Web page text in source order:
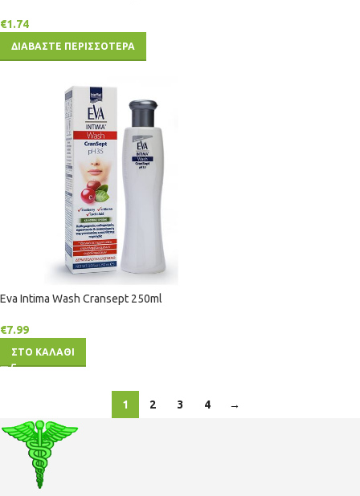
€1.74
ΔΙΑΒΑΣΤΕ ΠΕΡΙΣΣΟΤΕΡΑ
Eva Intima Wash Cransept 250ml
€7.99
ΣΤΟ ΚΑΛΑΘΙ
1 2 3 4 →